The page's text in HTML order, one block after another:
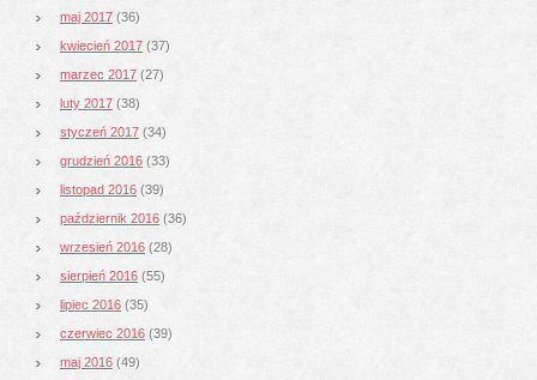
maj 2017 (36)
kwiecień 2017 (37)
marzec 2017 (27)
luty 2017 (38)
styczeń 2017 (34)
grudzień 2016 (33)
listopad 2016 (39)
październik 2016 (36)
wrzesień 2016 (28)
sierpień 2016 (55)
lipiec 2016 (35)
czerwiec 2016 (39)
maj 2016 (49)